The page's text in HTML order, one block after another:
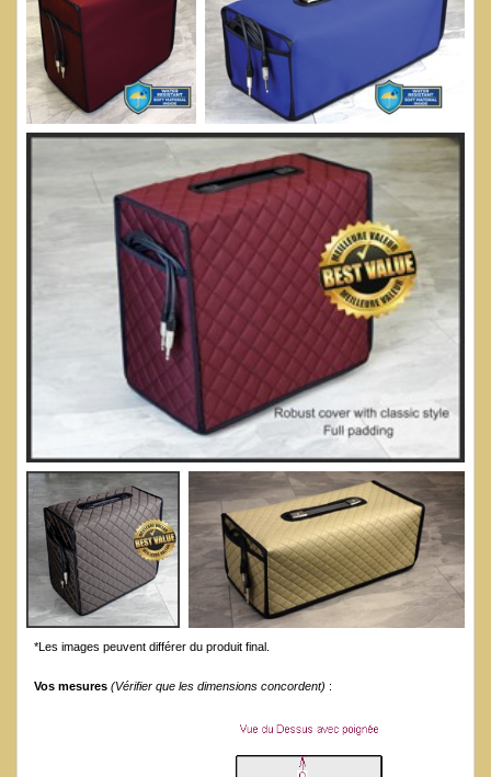
*Les images peuvent différer du produit final.
Vos mesures (Vérifier que les dimensions concordent) :